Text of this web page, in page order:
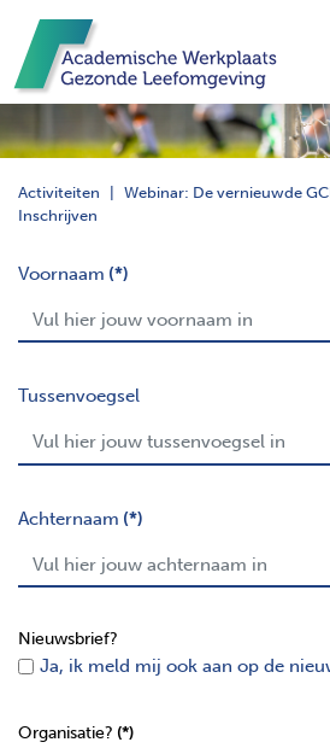
Activiteiten
Webinar: De vernieuwde
Inschrijven
Voornaam (*)
Tussenvoegsel
Achternaam (*)
Nieuwsbrief?
Ja, ik meld mij ook aan op de
Organisatie? (*)